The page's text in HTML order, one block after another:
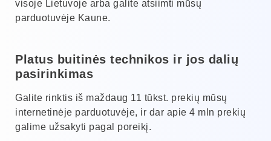
visoje Lietuvoje arba galite atsiimti mūsų
parduotuvėje Kaune.
Platus buitinės technikos ir jos dalių
pasirinkimas
Galite rinktis iš maždaug 11 tūkst. prekių mūsų
internetinėje parduotuvėje, ir dar apie 4 mln prekių
galime užsakyti pagal poreikį.